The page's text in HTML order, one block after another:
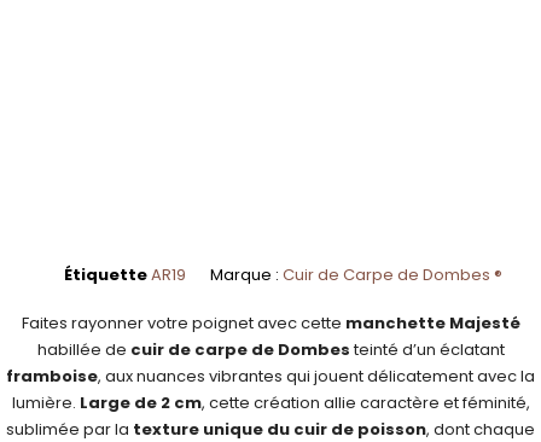
ÉtiquetteAR19 Marque : Cuir de Carpe de Dombes ®
Faites rayonner votre poignet avec cette manchette Majesté
habillée de cuir de carpe de Dombesteinté d’un éclatant
framboise, aux nuances vibrantes qui jouent délicatement avec la
lumière. Large de 2 cm, cette création allie caractère et féminité,
sublimée par la texture unique du cuir de poisson, dont chaque